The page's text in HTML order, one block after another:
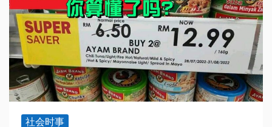
社会时事